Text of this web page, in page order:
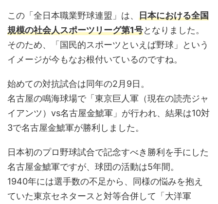
この 「全日本職業野球連盟」は、 日本における全国
規模の社会人スポーツリーグ第1号となりました。
そのため、「国民的スポーツといえば野球」という
イメージが今もなお根付いているのですね。
始めての対抗試合は同年の2月9日。
名古屋の鳴海球場で「東京巨人軍（現在の読売ジャ
イアンツ）vs名古屋金鯱軍」が行われ、結果は10対
3で名古屋金鯱軍が勝利しました。
日本初のプロ野球試合で記念すべき勝利を手にした
名古屋金鯱軍ですが、球団の活動は5年間。
1940年には選手数の不足から、同様の悩みを抱え
ていた東京セネタースと対等合併して「大洋軍